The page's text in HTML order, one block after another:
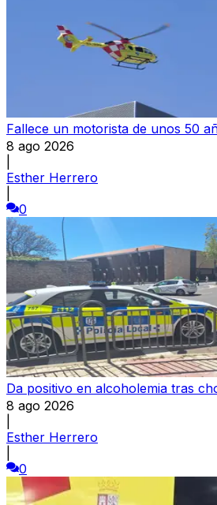
Fallece un motorista de unos 50
8 ago 2026
Esther Herrero
0
Da positivo en alcoholemia tras
8 ago 2026
Esther Herrero
0